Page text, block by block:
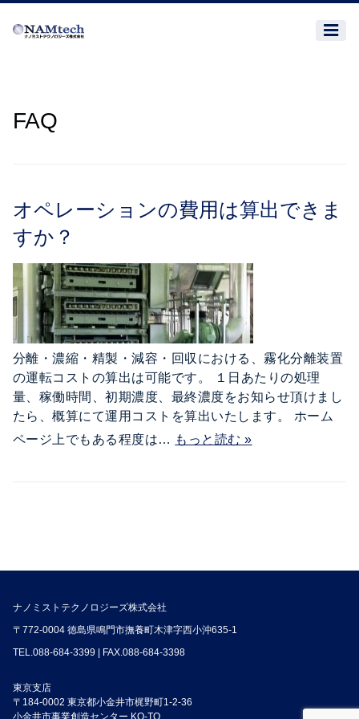
FAQ
オペレーションの費用は算出できま
すか？
分離・濃縮・精製・減容・回収における、霧化分離装置
の運転コストの算出は可能です。 １日あたりの処理
量、稼働時間、初期濃度、最終濃度をお知らせ頂けまし
たら、概算にて運用コストを算出いたします。 ホーム
ページ上でもある程度は… もっと読む »
ナノミストテクノロジーズ株式会社
〒772-0004 徳島県鳴門市撫養町木津字西小沖635-1
TEL.088-684-3399 | FAX.088-684-3398
東京支店
〒184-0002 東京都小金井市梶野町1-2-36